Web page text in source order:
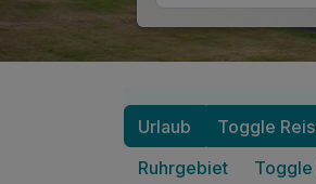
Urlaub Toggle
Ruhrgebiet